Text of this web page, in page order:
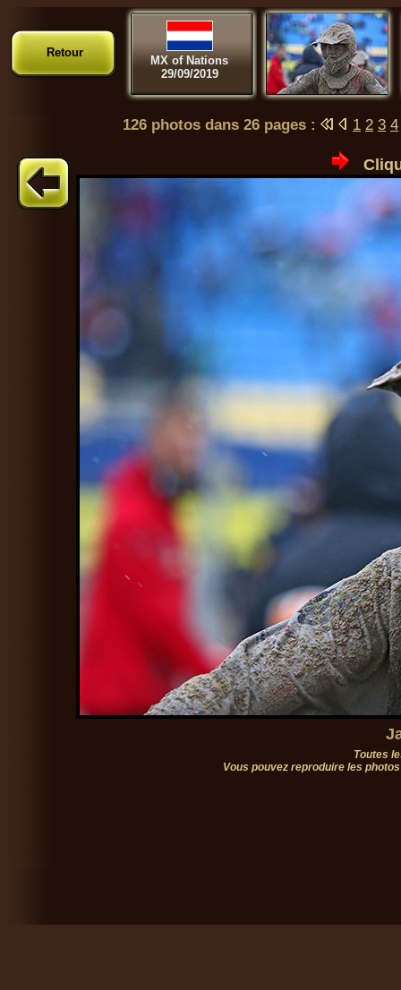
Retour
MX of Nations
29/09/2019
126 photos dans 26 pages : 1 2 3 4
Toutes
Vous pouvez reproduire les